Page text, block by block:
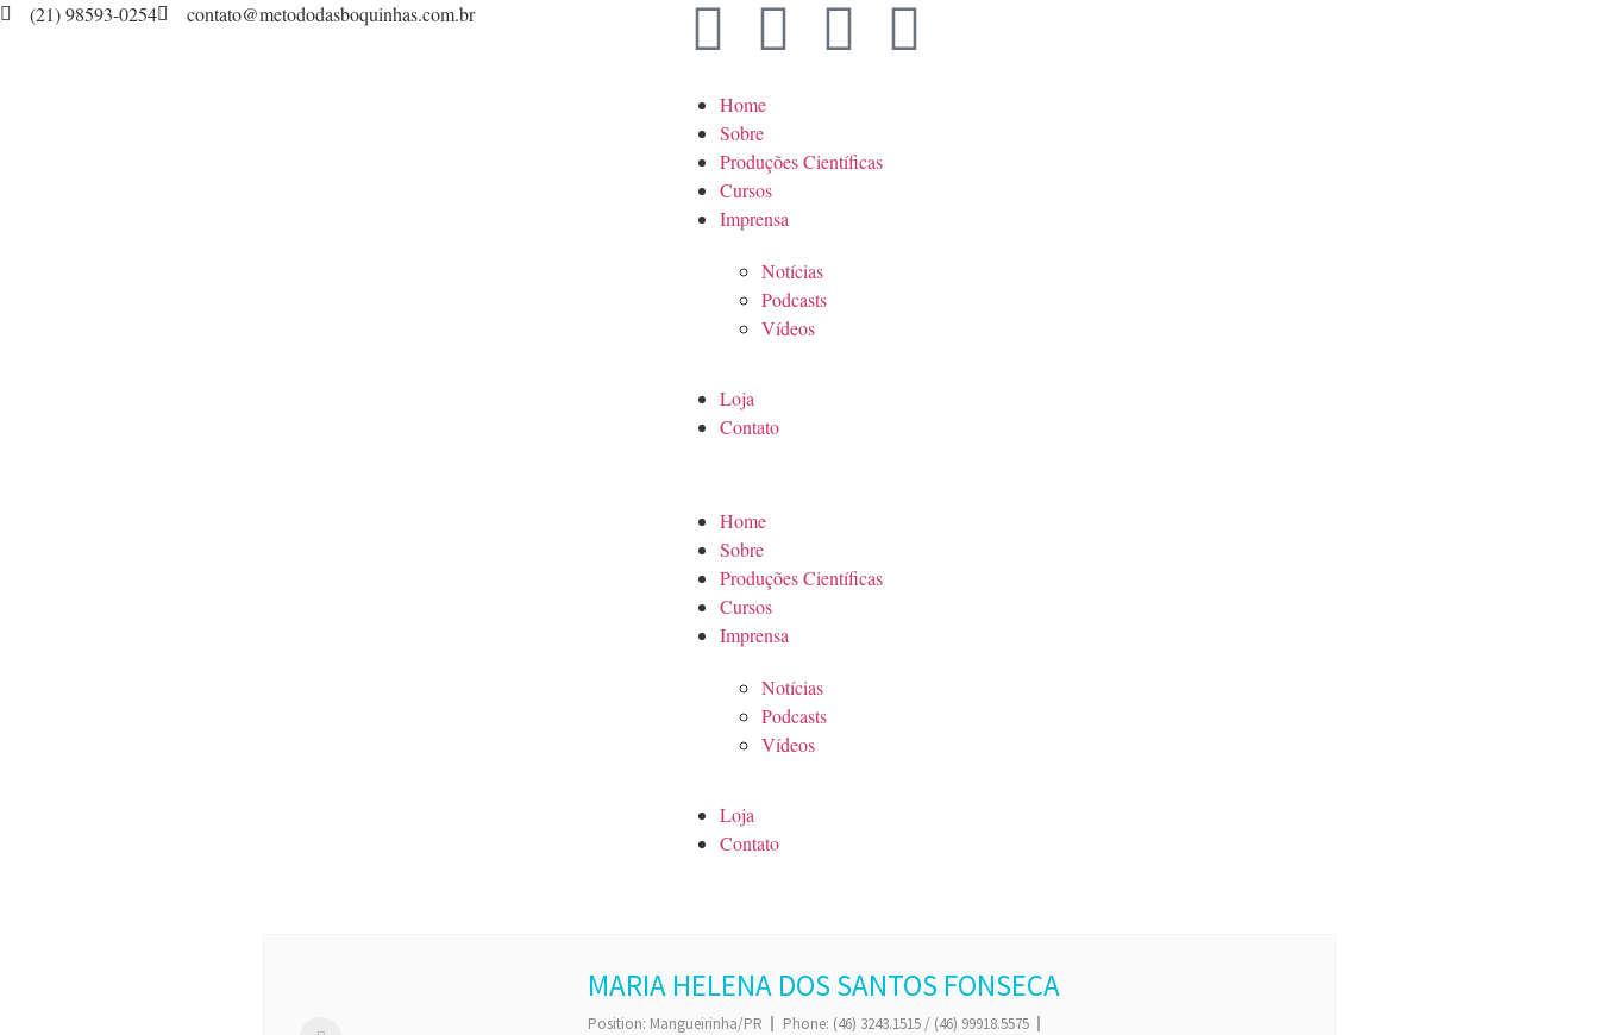
(21) 98593-0254 contato@metododasboquinhas.com.br
Home
Sobre
Produções Científicas
Cursos
Imprensa
Notícias
Podcasts
Vídeos
Loja
Contato
Home
Sobre
Produções Científicas
Cursos
Imprensa
Notícias
Podcasts
Vídeos
Loja
Contato
MARIA HELENA DOS SANTOS FONSECA
Position: Mangueirinha/PR Phone: (46) 3243.1515 / (46) 99918.5575